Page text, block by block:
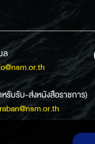
ล
รับรับ-ส่งหนังสือราชการ)